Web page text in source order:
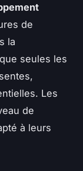
de
la
seules les
Les
de
à leurs